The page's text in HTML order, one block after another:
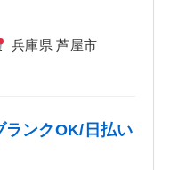
兵庫県 芦屋市
ランクOK/日払い